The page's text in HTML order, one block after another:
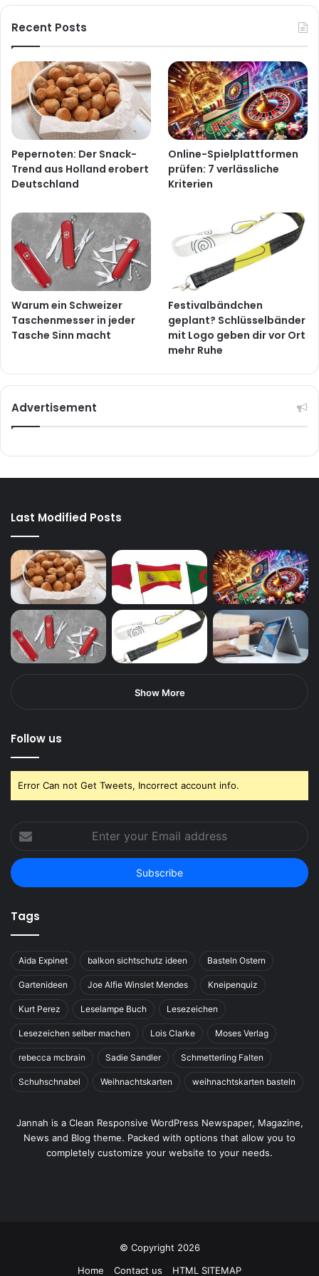
Recent Posts
Pepernoten: Der Snack-
Trend aus Holland erobert
Deutschland
Online-Spielplattformen
prüfen: 7 verlässliche
Kriterien
Warum ein Schweizer
Taschenmesser in jeder
Tasche Sinn macht
Festivalbändchen
geplant? Schlüsselbänder
mit Logo geben dir vor Ort
mehr Ruhe
Advertisement
Last Modified Posts
Show More
Follow us
Error Can not Get Tweets, Incorrect account info.
Enter
your
Email
address
Tags
Aida Expinet balkon sichtschutz ideen Basteln Ostern
Gartenideen Joe Alfie Winslet Mendes Kneipenquiz
Kurt Perez Leselampe Buch Lesezeichen
Lesezeichen selber machen Lois Clarke Moses Verlag
rebecca mcbrain Sadie Sandler Schmetterling Falten
Schuhschnabel Weihnachtskarten weihnachtskarten basteln
Jannah is a Clean Responsive WordPress Newspaper, Magazine,
News and Blog theme. Packed with options that allow you to
completely customize your website to your needs.
© Copyright 2026
Home
Contact us HTML SITEMAP